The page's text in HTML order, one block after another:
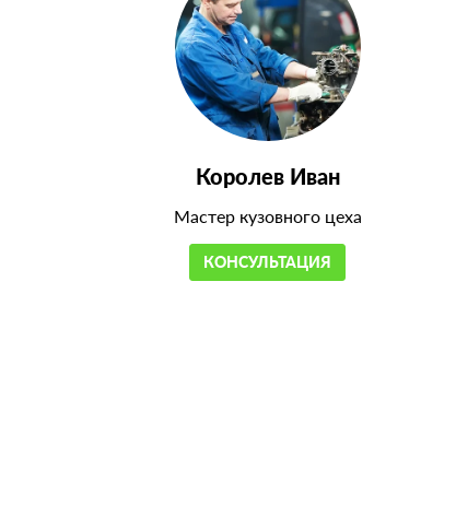
Королев Иван
Мастер кузовного цеха
КОНСУЛЬТАЦИЯ